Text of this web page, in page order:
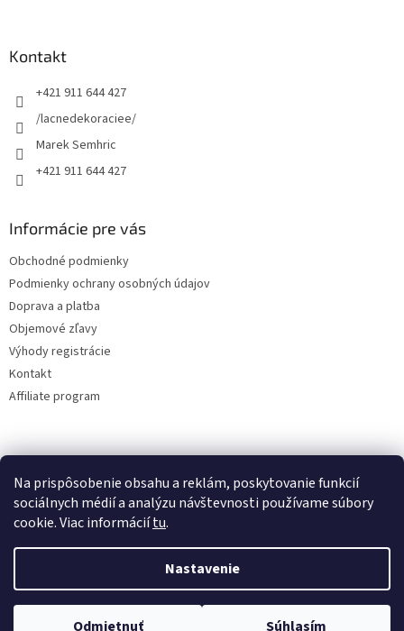
Na prispôsobenie obsahu a reklám, poskytovanie funkcií
sociálnych médií a analýzu návštevnosti používame súbory
cookie. Viac informáciítu.
Nastavenie
Odmietnuť Súhlasím
Kontakt
+421 911 644 427
/lacnedekoraciee/
Marek Semhric
+421 911 644 427
Informácie pre vás
Obchodné podmienky
Podmienky ochrany osobných údajov
Doprava a platba
Objemové zľavy
Výhody registrácie
Kontakt
Affiliate program
Copyright 2026lacne-dekoracie.sk. Všetky práva vyhradené.
Upraviť nastavenie cookies